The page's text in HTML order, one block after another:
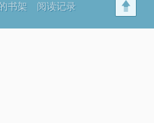
书架 阅读记录